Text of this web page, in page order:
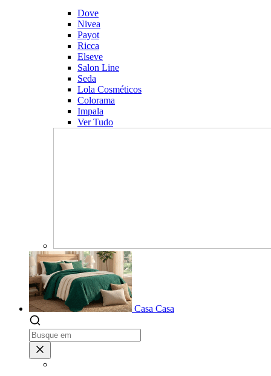
Dove
Nivea
Payot
Ricca
Elseve
Salon Line
Seda
Lola Cosméticos
Colorama
Impala
Ver Tudo
Casa Casa